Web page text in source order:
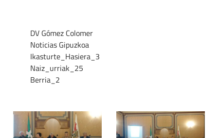
DV Gómez Colomer
Noticias Gipuzkoa
Ikasturte_Hasiera_3
Naiz_urriak_25
Berria_2